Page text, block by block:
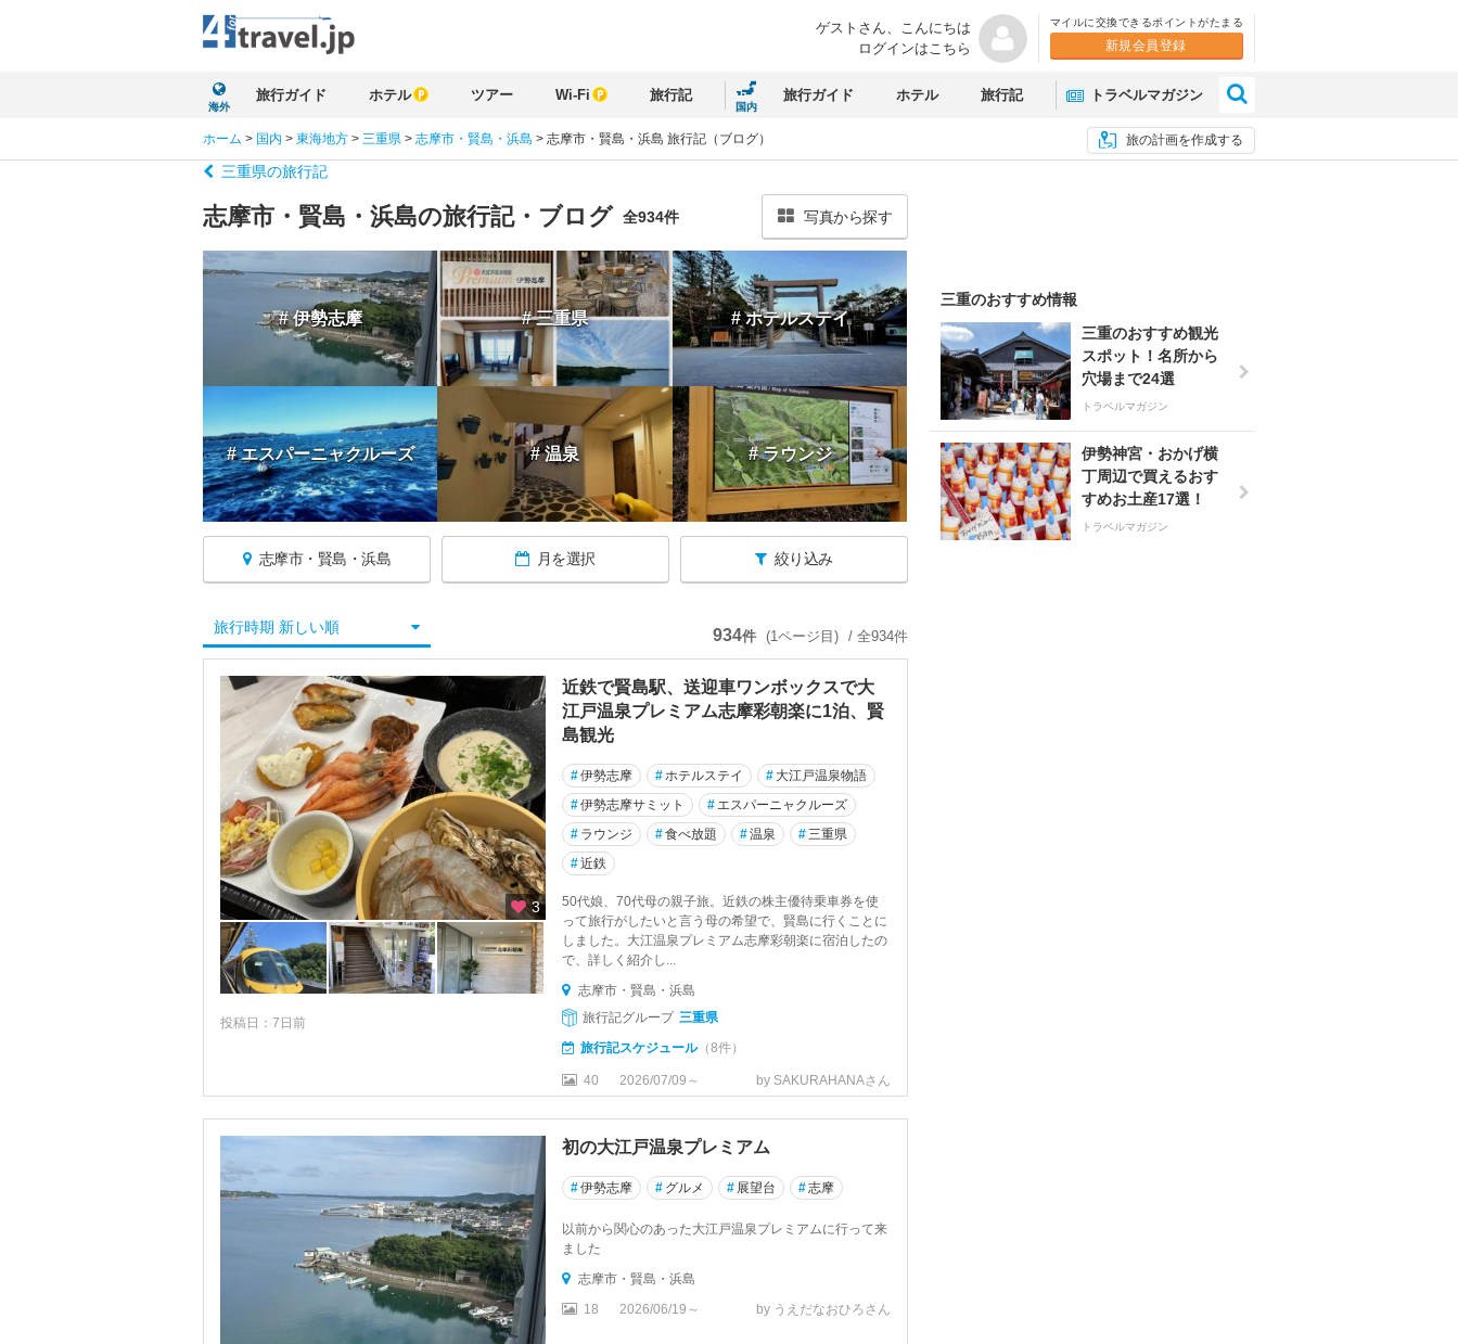
ゲストさん、 こんにちは
ログインはこちら
マイルに交換できるポイントがたまる
新規会員登録
海外
旅行ガイド ホテル ツアー Wi-Fi 旅行記
国内
旅行ガイド ホテル 旅行記 トラベルマガジン
旅の計画を作成する
ホーム > 国内 > 東海地方 > 三重県 > 志摩市・賢島・浜島 > 志摩市・賢島・浜島 旅行記（ブログ）
三重県の旅行記
志摩市・賢島・浜島の旅行記・ブログ 全934件 写真から探す
# 伊勢志摩 # 三重県 # ホテルステイ
# エスパーニャクルーズ # 温泉 # ラウンジ
志摩市・賢島・浜島 月を選択 絞り込み
三重へ戻る
三重すべて
四日市・桑名・湯の山
鈴鹿・亀山
津・松阪・榊原
伊勢・二見浦
鳥羽・志摩
五ヶ所湾・度会
志摩市・賢島・浜島
志摩スペイン村・磯部
旅行時期 新しい順 934件 (1ページ目) / 全934件
3
投稿日：7日前
近鉄で賢島駅、送迎車ワンボックスで大
江戸温泉プレミアム志摩彩朝楽に1泊、賢
島観光
#伊勢志摩 #ホテルステイ # 大江戸温泉物語
#伊勢志摩サミット # エスパーニャクルーズ
# ラウンジ #食べ放題 #温泉 #三重県
#近鉄
50代娘、70代母の親子旅。近鉄の株主優待乗車券を使
って旅行がしたいと言う母の希望で、賢島に行くことに
しました。大江温泉プレミアム志摩彩朝楽に宿泊したの
で、詳しく紹介し...
志摩市・賢島・浜島
旅行記グループ 三重県
旅行記スケジュール（8件）
40 2026/07/09～ by SAKURAHANAさん
初の大江戸温泉プレミアム
#伊勢志摩 # グルメ # 展望台 #志摩
以前から関心のあった大江戸温泉プレミアムに行って来
ました
志摩市・賢島・浜島
18
2026/06/19～ by うえだなおひろさん
三重のおすすめ情報
三重のおすすめ観光
スポット！名所から
穴場まで24選
トラベルマガジン
伊勢神宮・おかげ横
丁周辺で買えるおす
すめお土産17選！
トラベルマガジン